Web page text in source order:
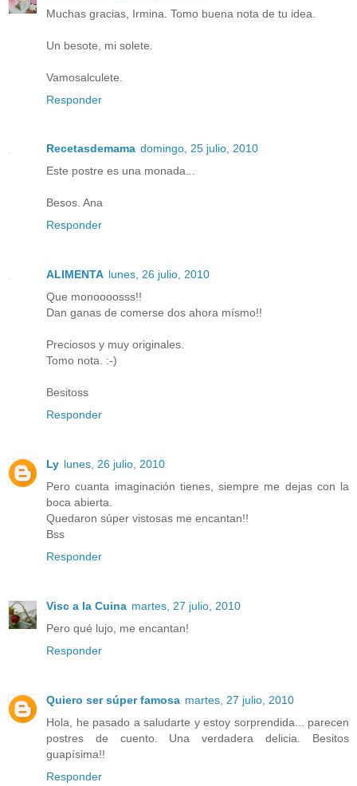
Muchas gracias, Irmina. Tomo buena nota de tu idea.
Un besote, mi solete.
Vamosalculete.
Responder
Recetasdemama domingo, 25 julio, 2010
Este postre es una monada...
Besos. Ana
Responder
ALIMENTA lunes, 26 julio, 2010
Que monoooosss!!
Dan ganas de comerse dos ahora mísmo!!
Preciosos y muy originales.
Tomo nota. :-)
Besitoss
Responder
Ly lunes, 26 julio, 2010
Pero cuanta imaginación tienes, siempre me dejas con la
boca abierta.
Quedaron súper vistosas me encantan!!
Bss
Responder
Visc a la Cuina martes, 27 julio, 2010
Pero qué lujo, me encantan!
Responder
Quiero ser súper famosa martes, 27 julio, 2010
Hola, he pasado a saludarte y estoy sorprendida... parecen
postres de cuento. Una verdadera delicia. Besitos
guapísima!!
Responder